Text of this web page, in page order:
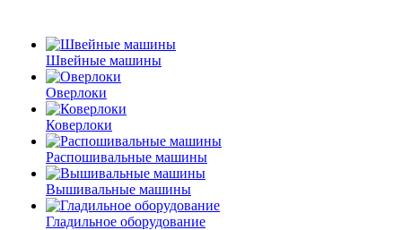
Швейные машины
Оверлоки
Коверлоки
Распошивальные машины
Вышивальные машины
Гладильное оборудование